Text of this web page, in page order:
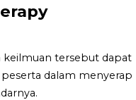
keilmuan tersebut dapat
dalam menyerap